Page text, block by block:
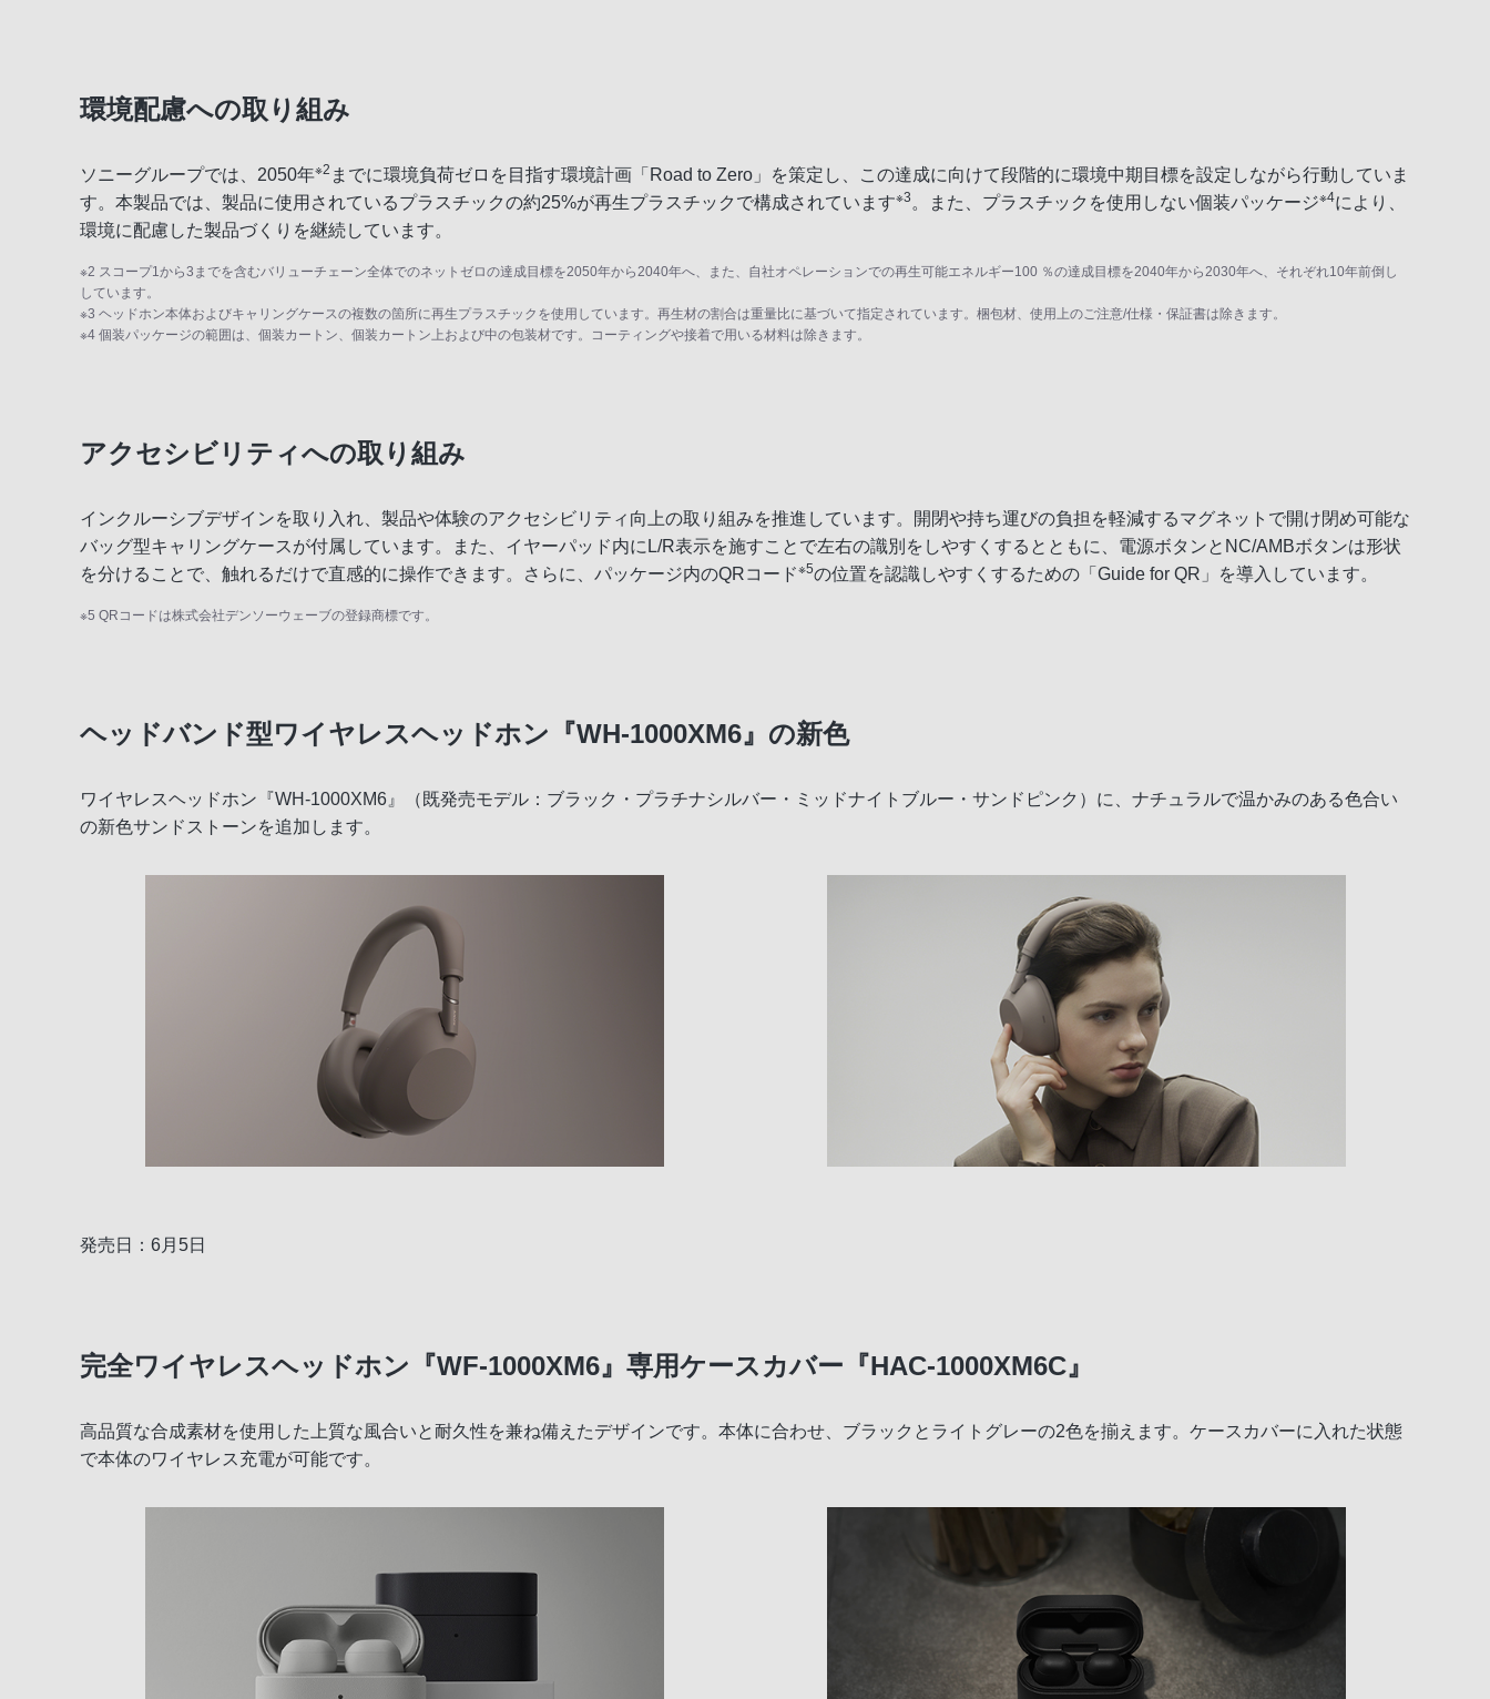
環境配慮への取り組み
ソニーグループでは、2050年※2 までに環境負荷ゼロを目指す環境計画「Road to Zero」を策定し、この達成に向けて段階的に環境中期目標を設定しながら行動していま
す。本製品では、製品に使用されているプラスチックの約25%が再生プラスチックで構成されています※3 。また、プラスチックを使用しない個装パッケージ※4により、
環境に配慮した製品づくりを継続しています。
※2 スコープ1から3までを含むバリューチェーン全体でのネットゼロの達成目標を2050年から2040年へ、また、自社オペレーションでの再生可能エネルギー100 ％の達成目標を2040年から2030年へ、それぞれ10年前倒し
しています。
※3 ヘッドホン本体およびキャリングケースの複数の箇所に再生プラスチックを使用しています。再生材の割合は重量比に基づいて指定されています。梱包材、使用上のご注意/仕様・保証書は除きます。
※4 個装パッケージの範囲は、個装カートン、個装カートン上および中の包装材です。コーティングや接着で用いる材料は除きます。
アクセシビリティへの取り組み
インクルーシブデザインを取り入れ、製品や体験のアクセシビリティ向上の取り組みを推進しています。開閉や持ち運びの負担を軽減するマグネットで開け閉め可能な
バッグ型キャリングケースが付属しています。また、イヤーパッド内にL/R表示を施すことで左右の識別をしやすくするとともに、電源ボタンとNC/AMBボタンは形状
を分けることで、触れるだけで直感的に操作できます。さらに、パッケージ内のQRコード※5の位置を認識しやすくするための「Guide for QR」を導入しています。
※5 QRコードは株式会社デンソーウェーブの登録商標です。
ヘッドバンド型ワイヤレスヘッドホン『WH-1000XM6』の新色
ワイヤレスヘッドホン『WH-1000XM6』（既発売モデル：ブラック・プラチナシルバー・ミッドナイトブルー・サンドピンク）に、ナチュラルで温かみのある色合い
の新色サンドストーンを追加します。
発売日：6月5日
完全ワイヤレスヘッドホン『WF-1000XM6』専用ケースカバー『HAC-1000XM6C』
高品質な合成素材を使用した上質な風合いと耐久性を兼ね備えたデザインです。本体に合わせ、ブラックとライトグレーの2色を揃えます。ケースカバーに入れた状態
で本体のワイヤレス充電が可能です。